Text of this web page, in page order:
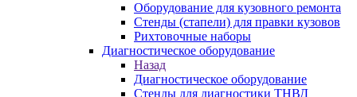
Оборудование для кузовного ремонта
Стенды (стапели) для правки кузовов
Рихтовочные наборы
Диагностическое оборудование
Назад
Диагностическое оборудование
Стенды для диагностики ТНВД